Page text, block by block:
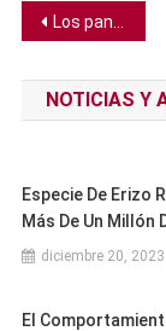
de
entradas
Los paneles solares construidos en los 90 siguen funcionando al 90% de su capacidad original
NOTICIAS Y
Especie De Erizo
Más De Un Millón
diciembre 20, 2023
El